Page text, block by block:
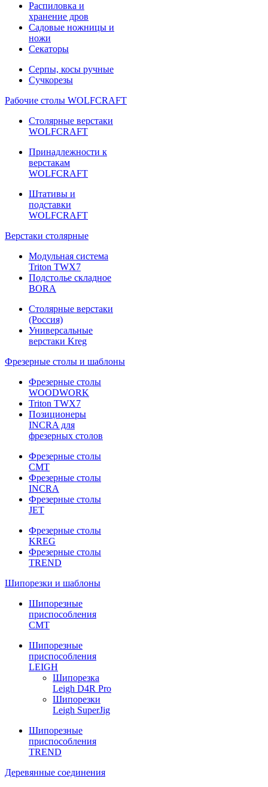
Распиловка и
хранение дров
Садовые ножницы и
ножи
Секаторы
Серпы, косы ручные
Сучкорезы
Рабочие столы WOLFCRAFT
Столярные верстаки
WOLFCRAFT
Принадлежности к
верстакам
WOLFCRAFT
Штативы и
подставки
WOLFCRAFT
Верстаки столярные
Модульная система
Triton TWX7
Подстолье складное
BORA
Столярные верстаки
(Россия)
Универсальные
верстаки Kreg
Фрезерные столы и шаблоны
Фрезерные столы
WOODWORK
Triton TWX7
Позиционеры
INCRA для
фрезерных столов
Фрезерные столы
CMT
Фрезерные столы
INCRA
Фрезерные столы
JET
Фрезерные столы
KREG
Фрезерные столы
TREND
Шипорезки и шаблоны
Шипорезные
приспособления
CMT
Шипорезные
приспособления
LEIGH
Шипорезка
Leigh D4R Pro
Шипорезки
Leigh SuperJig
Шипорезные
приспособления
TREND
Деревянные соединения